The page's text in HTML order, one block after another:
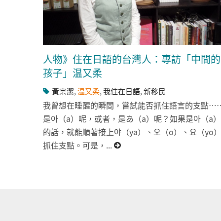
人物》住在日語的台灣人：專訪「中間的
孩子」温又柔
黃宗潔,温又柔,我住在日語,新移民
我曾想在睡醒的瞬間，嘗試能否抓住語言的支點
是아（a）呢，或者，是あ（a）呢？如果是아（a）
的話，就能順著接上야（ya）、오（o）、요（yo）
抓住支點。可是，...